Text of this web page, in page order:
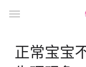
正常宝宝